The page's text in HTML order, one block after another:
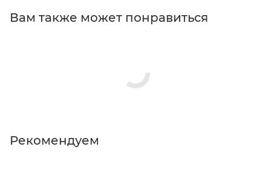
игры и её боевой настрой. Кружка упакована в
Вам также может понравиться
Рекомендуем